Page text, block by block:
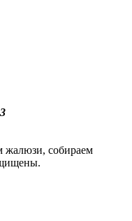
собираем